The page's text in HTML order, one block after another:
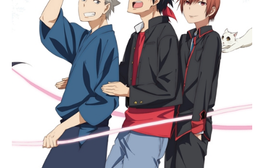
の使い魔（サーヴァント）と共に、
奇跡を手に入れるために殺し合う争
奪戦。そして衛宮士郎は、十年前の
大災害が聖杯戦争によるものだと知
り、あの惨劇を繰り返さない為に、
戦いに身を投じる事になる。作品名F
ate/staynight放送形態TVアニメシリ
ーズFateシリーズスケジュール2006
年1月6日（金）～6月16日（金）テ
レ玉・TOKYOMXほか話数全24話キ
ャスト衛宮士郎：杉山紀彰キャスタ
ー：田中敦子セイバー：川澄綾子間
桐慎二：神谷浩史遠坂凛：植田佳奈